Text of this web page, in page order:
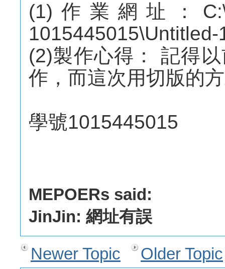
(1)作業網址：
1015445015\Untitled-
(2)製作心得： 記得
作，而這次用切版的
學號1015445015
MEPOERs said:
JinJin: 網址有誤
Newer Topic
Older Topic